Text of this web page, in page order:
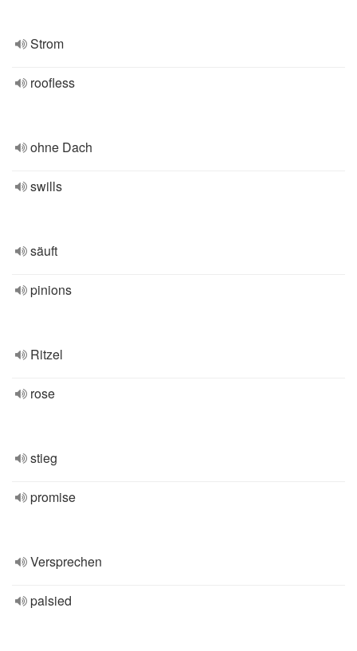
Strom
roofless
ohne Dach
swills
säuft
pinions
Ritzel
rose
stieg
promise
Versprechen
palsied